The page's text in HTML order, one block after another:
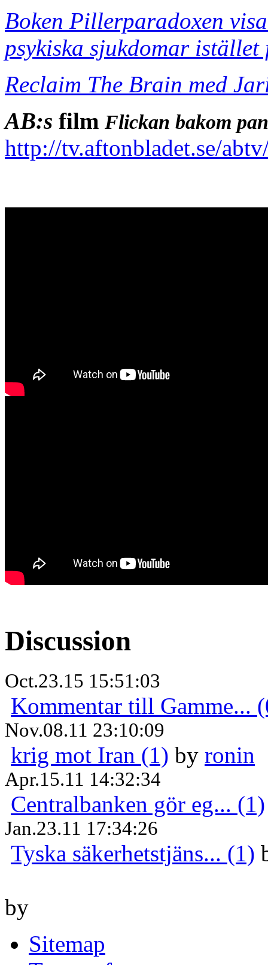
Boken Pillerparadoxen
psykiska sjukdomar
Reclaim The Brain med
AB:s film Flickan bakom
http://tv.aftonbladet.se/
Discussion
Oct.23.15 15:51:03
Kommentar till Gamme...
Nov.08.11 23:10:09
krig mot Iran (1) by ronin
Apr.15.11 14:32:34
Centralbanken gör eg... (1)
Jan.23.11 17:34:26
Tyska säkerhetstjäns... (1)
by
Sitemap